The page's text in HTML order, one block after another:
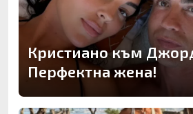
Кристиано към
Перфектна жена!